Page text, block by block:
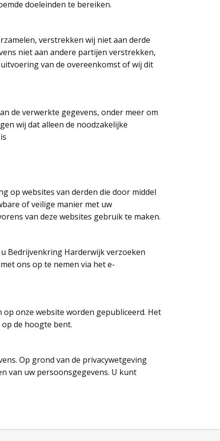
doeleinden te bereiken.
verstrekken wij niet aan derde
niet aan andere partijen verstrekken,
van de overeenkomst of wij dit
de verwerkte gegevens, onder meer om
wij dat alleen de noodzakelijke
op websites van derden die door middel
of veilige manier met uw
van deze websites gebruik te maken.
Bedrijvenkring Harderwijk verzoeken
ons op te nemen via het e-
onze website worden gepubliceerd. Het
de hoogte bent.
Op grond van de privacywetgeving
van uw persoonsgegevens. U kunt